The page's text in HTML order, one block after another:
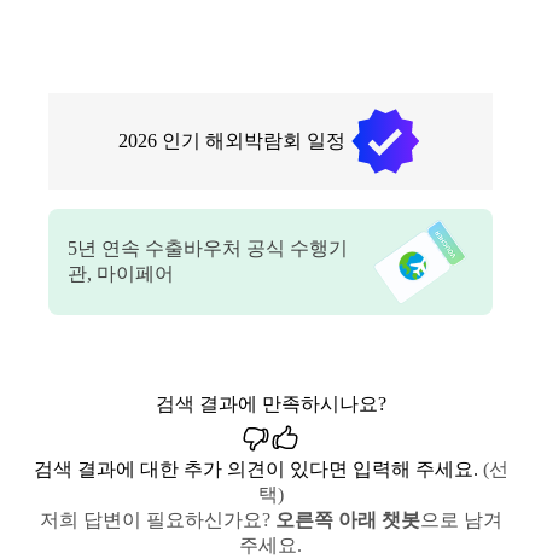
2026 인기 해외박람회 일정
5년 연속 수출바우처 공식 수행기
관, 마이페어
검색 결과에 만족하시나요?
검색 결과에 대한 추가 의견이 있다면 입력해 주세요. (선
택)
저희 답변이 필요하신가요? 오른쪽 아래 챗봇으로 남겨
주세요.